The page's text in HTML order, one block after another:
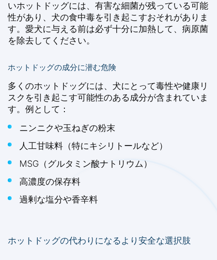
いホットドッグには、有害な細菌が残っている可能
性があり、犬の食中毒を引き起こすおそれがありま
す。愛犬に与える前は必ず十分に加熱して、病原菌
を除去してください。
ホットドッグの成分に潜む危険
多くのホットドッグには、犬にとって毒性や健康リ
スクを引き起こす可能性のある成分が含まれていま
す。例として：
ニンニクや玉ねぎの粉末
人工甘味料（特にキシリトールなど）
MSG（グルタミン酸ナトリウム）
高濃度の保存料
過剰な塩分や香辛料
ホットドッグの代わりになるより安全な選択肢